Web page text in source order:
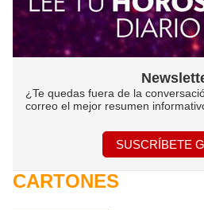
¿Te quedas fuera de la
correo el mejor resumen
SUSCRÍBETE
CARTONES